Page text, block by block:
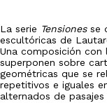
La serie Tensionesse
escultóricas de
Una composición con
superponen sobre
geométricas que se
repetitivos e iguales
alternados de